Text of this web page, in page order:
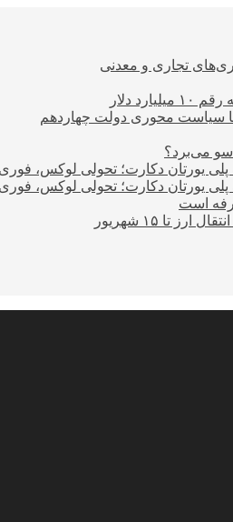
تجاری و معدنی
دلار
سیاست محوری دولت چهاردهم
سو می‌برد؟
پلی یورتان دکارت؛ تحولی لوکس،
پلی یورتان دکارت؛ تحولی لوکس،
تا ۱۵ شهریور